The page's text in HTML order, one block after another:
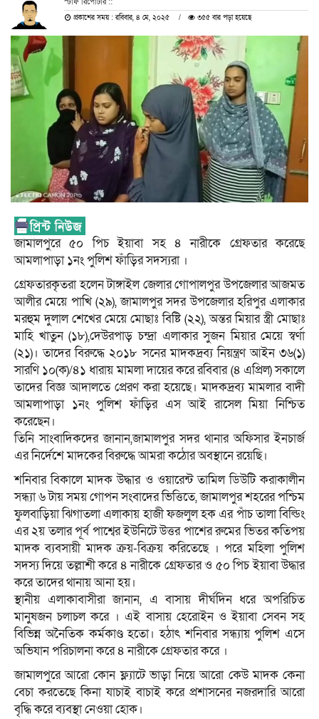
প্রকাশের সময় : রবিবার, ৪ মে, ২০২৫ ৩৫৫ বার পড়া হয়েছে
জামালপুরে ৫০ পিচ ইয়াবা সহ ৪ নারীকে গ্রেফতার করেছে
আমলাপাড়া ১নং পুলিশ ফাঁড়ির সদস্যরা ।
গ্রেফতারকৃতরা হলেন টাঙ্গাইল জেলার গোপালপুর উপজেলার আজমত
আলীর মেয়ে পাখি (২৯), জামালপুর সদর উপজেলার হরিপুর এলাকার
মরহুম দুলাল শেখের মেয়ে মোছাঃ বিষ্টি (২২), অন্তর মিয়ার স্ত্রী মোছাঃ
মাহি খাতুন (১৮),দেউরপাড় চন্দ্রা এলাকার সুজন মিয়ার মেয়ে স্বর্ণা
(২১)। তাদের বিরুদ্ধে ২০১৮ সনের মাদকদ্রব্য নিয়ন্ত্রণ আইন ৩৬(১)
সারণি ১০(ক)/৪১ ধারায় মামলা দায়ের করে রবিবার (৪ এপ্রিল) সকালে
তাদের বিজ্ঞ আদালতে প্রেরণ করা হয়েছে। মাদকদ্রব্য মামলার বাদী
আমলাপাড়া ১নং পুলিশ ফাঁড়ির এস আই রাসেল মিয়া নিশ্চিত
করেছেন।
তিনি সাংবাদিকদের জানান,জামালপুর সদর থানার অফিসার ইনচার্জ
এর নির্দেশে মাদকের বিরুদ্ধে আমরা কঠোর অবস্থানে রয়েছি।
শনিবার বিকালে মাদক উদ্ধার ও ওয়ারেন্ট তামিল ডিউটি করাকালীন
সন্ধ্যা ৬ টায় সময় গোপন সংবাদের ভিত্তিতে, জামালপুর শহরের পশ্চিম
ফুলবাড়িয়া ঝিগাতলা এলাকায় হাজী ফজলুল হক এর পাঁচ তালা বিল্ডিং
এর ২য় তলার পূর্ব পাশ্বের ইউনিটে উত্তর পাশের রুমের ভিতর কতিপয়
মাদক ব্যবসায়ী মাদক ক্রয়-বিক্রয় করিতেছে । পরে মহিলা পুলিশ
সদস্য দিয়ে তল্লাশী করে ৪ নারীকে গ্রেফতার ও ৫০ পিচ ইয়াবা উদ্ধার
করে তাদের থানায় আনা হয়।
স্থানীয় এলাকাবাসীরা জানান, এ বাসায় দীর্ঘদিন ধরে অপরিচিত
মানুষজন চলাচল করে । এই বাসায় হেরোইন ও ইয়াবা সেবন সহ
বিভিন্ন অনৈতিক কর্মকাণ্ড হতো। হঠাৎ শনিবার সন্ধ্যায় পুলিশ এসে
অভিযান পরিচালনা করে ৪ নারীকে গ্রেফতার করে ।
জামালপুরে আরো কোন ফ্ল্যাটে ভাড়া নিয়ে আরো কেউ মাদক কেনা
বেচা করতেছে কিনা যাচাই বাচাই করে প্রশাসনের নজরদারি আরো
বৃদ্ধি করে ব্যবস্থা নেওয়া হোক।